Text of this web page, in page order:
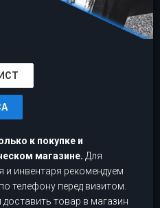
к покупке и
магазине. Для
и инвентаря рекомендуем
телефону перед визитом.
товар в магазин